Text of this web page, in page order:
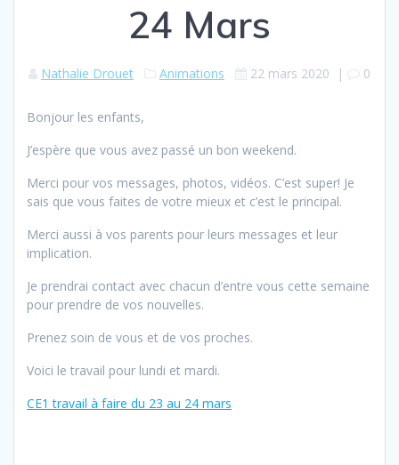
24 Mars
Nathalie Drouet Animations 22 mars 2020 | 0
Bonjour les enfants,
J’espère que vous avez passé un bon weekend.
Merci pour vos messages, photos, vidéos. C’est super! Je
sais que vous faites de votre mieux et c’est le principal.
Merci aussi à vos parents pour leurs messages et leur
implication.
Je prendrai contact avec chacun d’entre vous cette semaine
pour prendre de vos nouvelles.
Prenez soin de vous et de vos proches.
Voici le travail pour lundi et mardi.
CE1 travail à faire du 23 au 24 mars